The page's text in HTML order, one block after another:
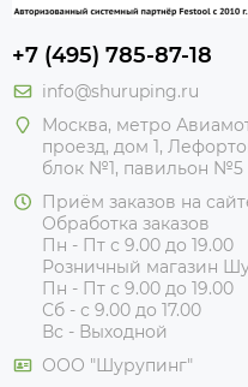
+7 (495) 785-87-18
info@shuruping.ru
Москва, метро
проезд, дом 1,
блок №1, павильон №5
Приём заказов на
Обработка заказов
Пн - Пт с 9.00 до 19.00
Розничный магазин
Пн - Пт с 9.00 до 19.00
Сб - с 9.00 до 17.00
Вс - Выходной
ООО "Шурупинг"